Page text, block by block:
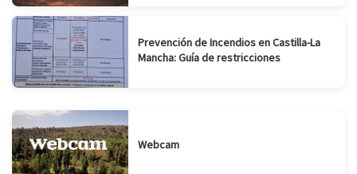
Prevención de Incendios en Castilla-La
Mancha: Guía de restricciones
Webcam